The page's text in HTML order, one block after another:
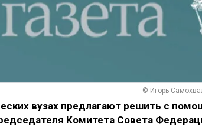
© Игорь
вузах предлагают решить с
Комитета Совета